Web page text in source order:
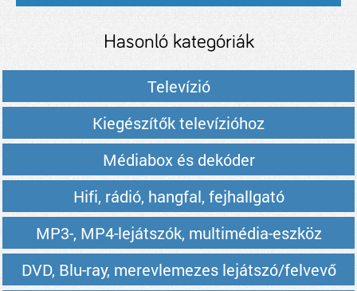
Hasonló kategóriák
Televízió
Kiegészítők televízióhoz
Médiabox és dekóder
Hifi, rádió, hangfal, fejhallgató
MP3-, MP4-lejátszók, multimédia-eszköz
DVD, Blu-ray, merevlemezes lejátszó/felvevő